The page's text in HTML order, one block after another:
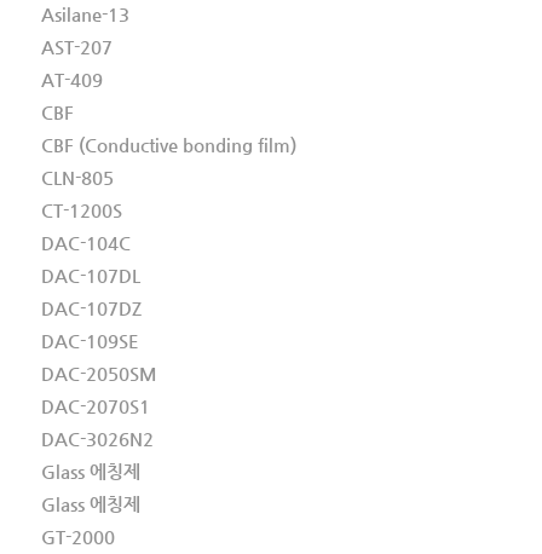
Asilane-13
AST-207
AT-409
CBF
CBF (Conductive bonding film)
CLN-805
CT-1200S
DAC-104C
DAC-107DL
DAC-107DZ
DAC-109SE
DAC-2050SM
DAC-2070S1
DAC-3026N2
Glass 에칭제
Glass 에칭제
GT-2000